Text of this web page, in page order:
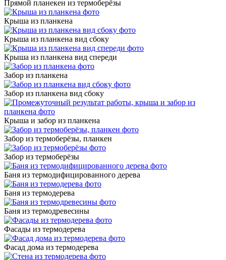
Прямой планекен из термоберёзы
Крыша из планкена
Крыша из планкена вид сбоку
Крыша из планкена вид спереди
Забор из планкена
Забор из планкена вид сбоку
Крыша и забор из планкена
Забор из термоберёзы, планкен
Забор из термоберёзы
Баня из термодифицированного дерева
Баня из термодерева
Баня из термодревесины
Фасады из термодерева
Фасад дома из термодерева